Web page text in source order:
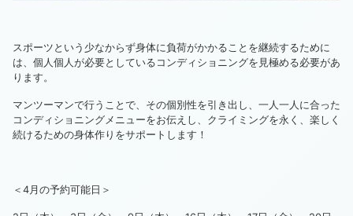
スポーツという少なからず身体に負荷がかかることを継続するために
は、個人個人が必要としているコンディショニングを見極める必要があ
ります。
マンツーマンで行うことで、その個別性を引き出し、一人一人に合った
コンディショニングメニューをお伝えし、クライミングを永く、楽しく
続けるための身体作りをサポートします！
＜4月の予約可能日＞